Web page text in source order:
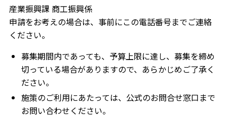
産業振興課 商工振興係
申請をお考えの場合は、事前にこの電話番号までご連絡
ください。
募集期間内であっても、予算上限に達し、募集を締め
切っている場合がありますので、あらかじめご了承く
ださい。
施策のご利用にあたっては、公式のお問合せ窓口まで
お問い合わせください。